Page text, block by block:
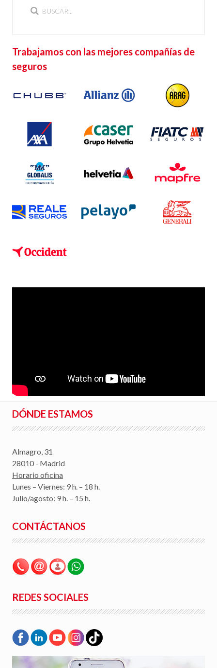
Trabajamos con las mejores compañías de
seguros
DÓNDE ESTAMOS
Almagro, 31
28010 - Madrid
Horario oficina
Lunes – Viernes: 9 h. – 18 h.
Julio/agosto: 9 h. – 15 h.
CONTÁCTANOS
REDES SOCIALES